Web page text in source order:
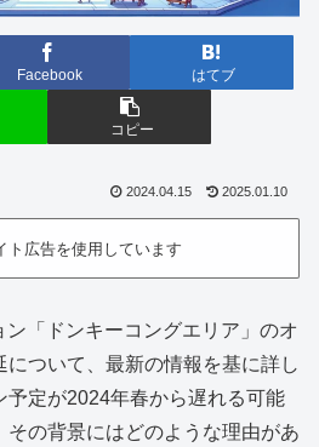
Facebook はてブ
コピー
2024.04.15 2025.01.10
ト広告を使用しています
「ドンキーコングエリア」のオ
ついて、最新の情報を基に詳し
予定が2024年春から遅れる可能
の背景にはどのような理由があ